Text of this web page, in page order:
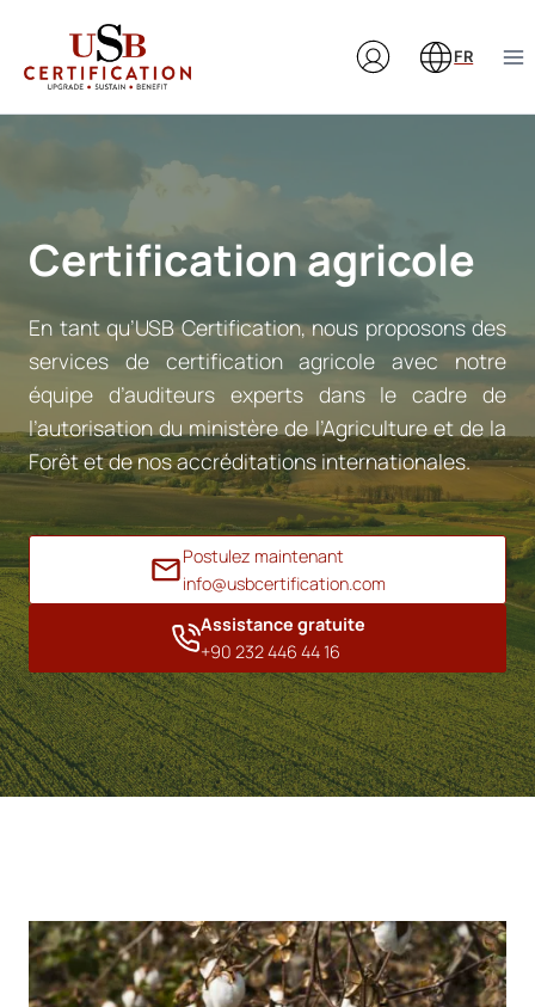
contenu
FR
Certification agricole
En tant qu’USB Certification, nous proposons des
services de certification agricole avec notre
équipe d’auditeurs experts dans le cadre de
l’autorisation du ministère de l’Agriculture et de la
Forêt et de nos accréditations internationales.
Postulez maintenant
info@usbcertification.com
Assistance gratuite
+90 232 446 44 16